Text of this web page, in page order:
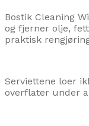
Bostik Cleaning
og fjerner olje,
praktisk
Serviettene loer
overflater under